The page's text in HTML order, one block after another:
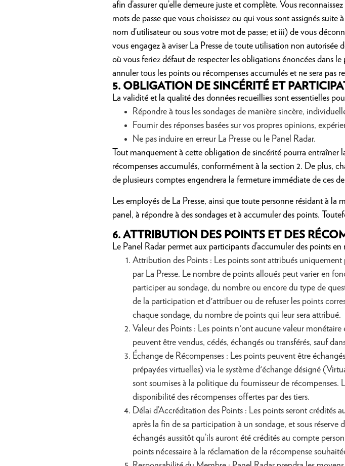
afin d’assurer qu’elle demeure juste et complète. Vous
mots de passe que vous choisissez ou qui vous sont assignés
nom d’utilisateur ou sous votre mot de passe; et iii) de vous
vous engagez à aviser La Presse de toute utilisation non autorisée
où vous feriez défaut de respecter les obligations énoncées dans
annuler tous les points ou récompenses accumulés et ne sera pas
5. OBLIGATION DE SINCÉRITÉ ET
La validité et la qualité des données recueillies sont essentielles
Répondre à tous les sondages de manière sincère,
Fournir des réponses basées sur vos propres opinions,
Ne pas induire en erreur La Presse ou le Panel Radar.
Tout manquement à cette obligation de sincérité pourra
récompenses accumulés, conformément à la section 2. De plus,
de plusieurs comptes engendrera la fermeture immédiate de ces
Les employés de La Presse, ainsi que toute personne résidant à la
panel, à répondre à des sondages et à accumuler des points.
6. ATTRIBUTION DES POINTS ET DES
Le Panel Radar permet aux participants d’accumuler des points
Attribution des Points : Les points sont attribués
par La Presse. Le nombre de points alloués peut varier en
participer au sondage, du nombre ou encore du type de
de la participation et d'attribuer ou de refuser les points
chaque sondage, du nombre de points qui leur sera attribué.
Valeur des Points : Les points n'ont aucune valeur
peuvent être vendus, cédés, échangés ou transférés, sauf
Échange de Récompenses : Les points peuvent être
prépayées virtuelles) via le système d'échange désigné
sont soumises à la politique du fournisseur de récompenses.
disponibilité des récompenses offertes par des tiers.
Délai d’Accréditation des Points : Les points seront
après la fin de sa participation à un sondage, et sous réserve
échangés aussitôt qu’ils auront été crédités au compte
points nécessaire à la réclamation de la récompense